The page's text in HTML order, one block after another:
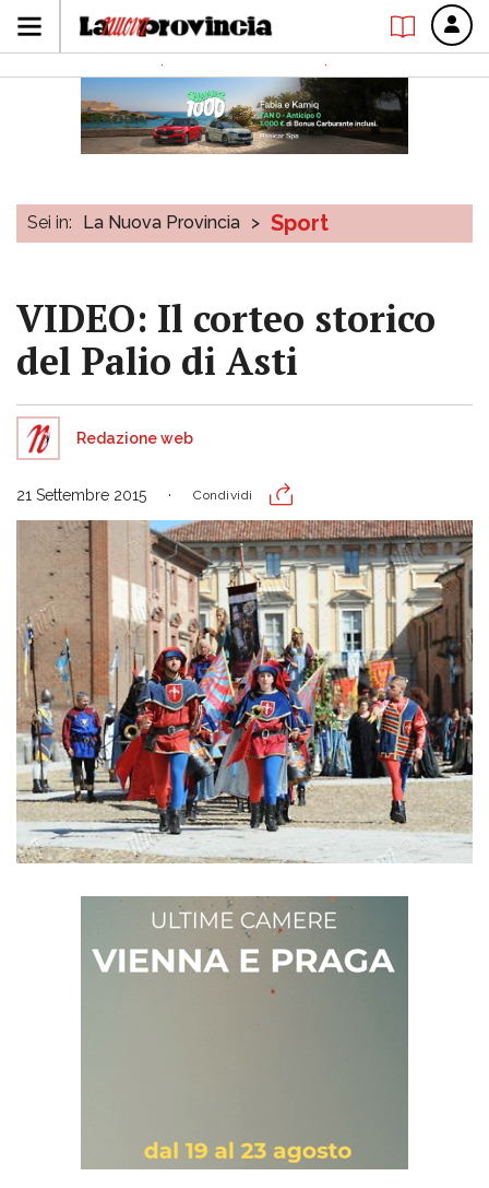
Sei in: La Nuova Provincia > Sport
VIDEO: Il corteo storico
del Palio di Asti
Redazione web
21 Settembre 2015 Condividi